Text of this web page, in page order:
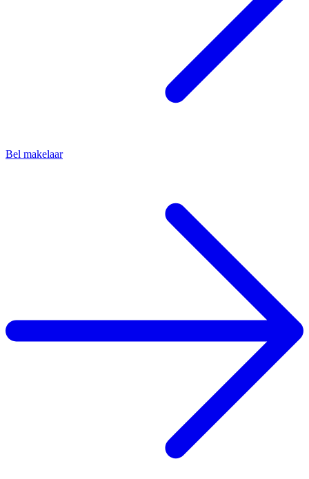
Bel makelaar